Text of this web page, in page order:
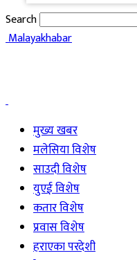
Search
Malayakhabar
मुख्य खबर
मलेसिया विशेष
साउदी विशेष
युएई विशेष
कतार विशेष
प्रवास विशेष
हराएका परदेशी